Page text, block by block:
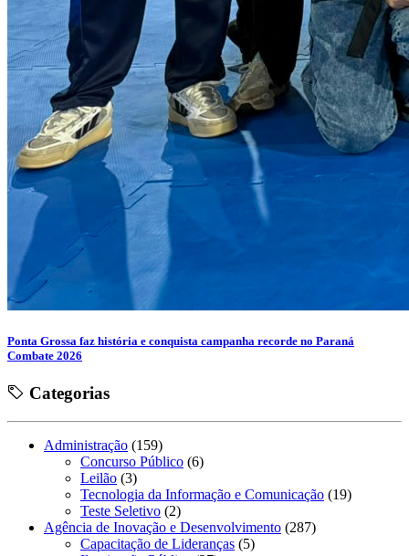
Ponta Grossa faz história e conquista campanha recorde no Paraná
Combate 2026
Categorias
Administração (159)
Concurso Público (6)
Leilão (3)
Tecnologia da Informação e Comunicação (19)
Teste Seletivo (2)
Agência de Inovação e Desenvolvimento (287)
Capacitação de Lideranças (5)